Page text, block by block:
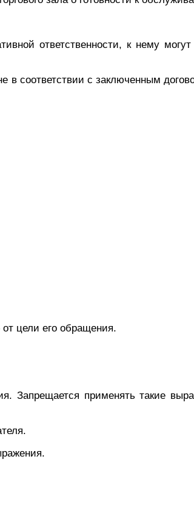
ответственности, к нему
в соответствии с заключенным
от цели его обращения.
Запрещается применять такие